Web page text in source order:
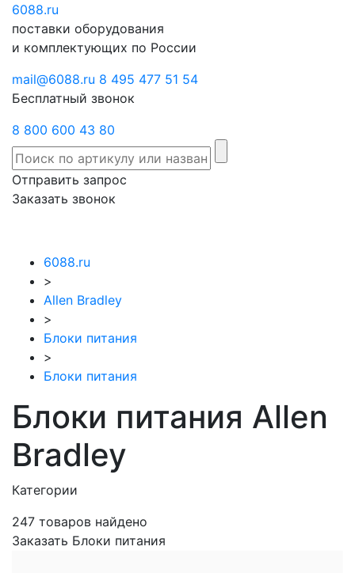
6088.ru
поставки оборудования
и комплектующих по России
mail@6088.ru 8 495 477 51 54
Бесплатный звонок
8 800 600 43 80
Отправить запрос
Заказать звонок
6088.ru
>
Allen Bradley
>
Блоки питания
>
Блоки питания
Блоки питания Allen
Bradley
Категории
247 товаров найдено
Заказать Блоки питания
Отправить
запрос
звонок